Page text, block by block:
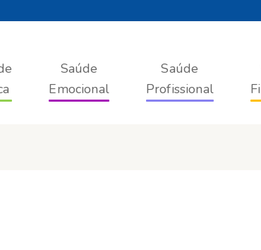
Saúde
Emocional
Saúde
Profissional